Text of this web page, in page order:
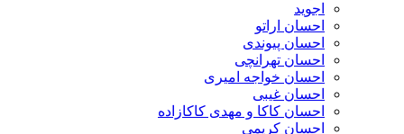
احسان اراتو
احسان پیوندی
احسان تهرانچی
احسان خواجه امیری
احسان غیبی
احسان کاکا و مهدی کاکازاده
احسان کریمی